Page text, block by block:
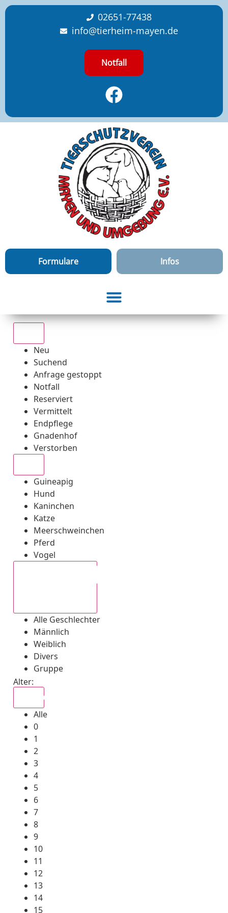
content
02651-77438
info@tierheim-mayen.de
Notfall
Formulare Infos
Neu
Suchend
Anfrage gestoppt
Notfall
Reserviert
Vermittelt
Endpflege
Gnadenhof
Verstorben
Guineapig
Hund
Kaninchen
Katze
Meerschweinchen
Pferd
Vogel
Alle Geschlechter
Männlich
Weiblich
Divers
Gruppe
Alter:
Alle
0
1
2
3
4
5
6
7
8
9
10
11
12
13
14
15